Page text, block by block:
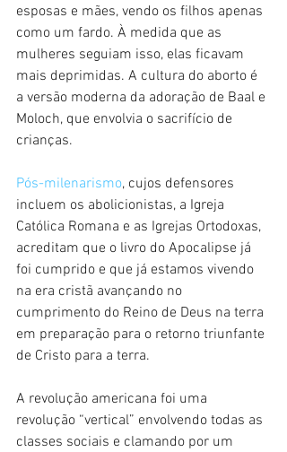
esposas e mães, vendo os filhos apenas
como um fardo. À medida que as
mulheres seguiam isso, elas ficavam
mais deprimidas. A cultura do aborto é
a versão moderna da adoração de Baal e
Moloch, que envolvia o sacrifício de
crianças.
Pós-milenarismo, cujos defensores
incluem os abolicionistas, a Igreja
Católica Romana e as Igrejas Ortodoxas,
acreditam que o livro do Apocalipse já
foi cumprido e que já estamos vivendo
na era cristã avançando no
cumprimento do Reino de Deus na terra
em preparação para o retorno triunfante
de Cristo para a terra.
A revolução americana foi uma
revolução “vertical” envolvendo todas as
classes sociais e clamando por um